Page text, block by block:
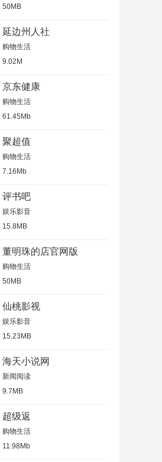
50MB
延边州人社
购物生活
9.02M
京东健康
购物生活
61.45Mb
聚超值
购物生活
7.16Mb
评书吧
娱乐影音
15.8MB
董明珠的店官网版
购物生活
50MB
仙桃影视
娱乐影音
15.23MB
海天小说网
新闻阅读
9.7MB
超级返
购物生活
11.98Mb